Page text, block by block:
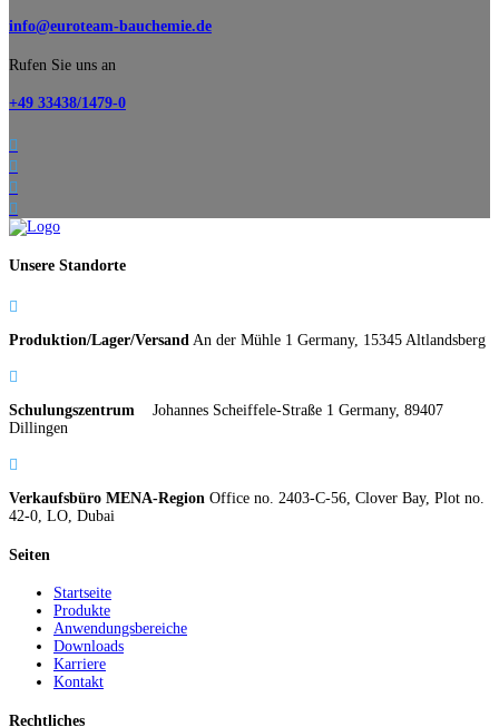
info@euroteam-bauchemie.de
Rufen Sie uns an
+49 33438/1479-0




Unsere Standorte

Produktion/Lager/Versand An der Mühle 1 Germany, 15345 Altlandsberg

Schulungszentrum Johannes Scheiffele-Straße 1 Germany, 89407
Dillingen

Verkaufsbüro MENA-Region Office no. 2403-C-56, Clover Bay, Plot no.
42-0, LO, Dubai
Seiten
Startseite
Produkte
Anwendungsbereiche
Downloads
Karriere
Kontakt
Rechtliches